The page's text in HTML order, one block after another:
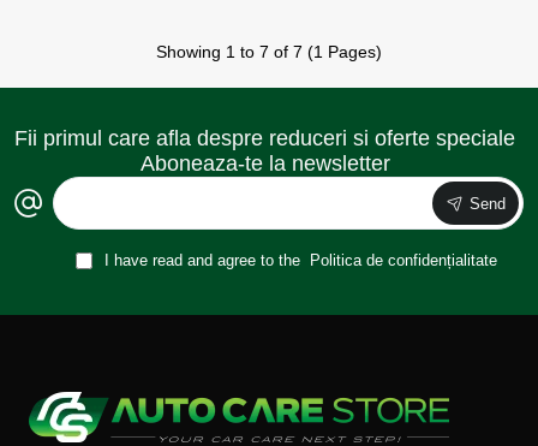
Showing 1 to 7 of 7 (1 Pages)
Fii primul care afla despre reduceri si oferte speciale
Aboneaza-te la newsletter
Send
I have read and agree to the Politica de confidențialitate